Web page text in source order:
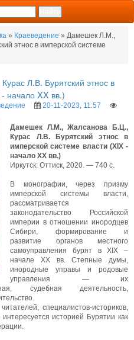
» Краеведение » Дамешек Л.М.,
этнос в имперской системе
Л.В. Бурятский этнос в
начало XX вв.)
20-11-2023, 11:57
Дамешек Л.М., Жалсанова Б.Ц.,
Курас Л.В. Бурятский этнос в
имперской системе власти (XIX -
начало XX вв.)
Иркутск: Оттиск, 2020. — 740 с.
В монографии, через призму
имперской системы власти,
рассматривается
законодательство Российской
империи в отношении инородцев
Сибири, формирование и
развитие органов местного
самоуправления бурят в XIX –
начале XX вв. Степные думы,
инородные управы и родовые
управления — их
судебная деятельность,
специалистов-историков,
историей Бурятии как